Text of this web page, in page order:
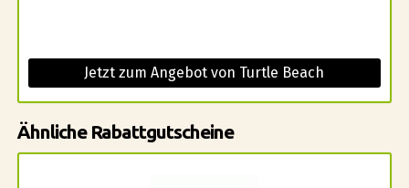
Jetzt zum Angebot von Turtle Beach
Ähnliche Rabattgutscheine